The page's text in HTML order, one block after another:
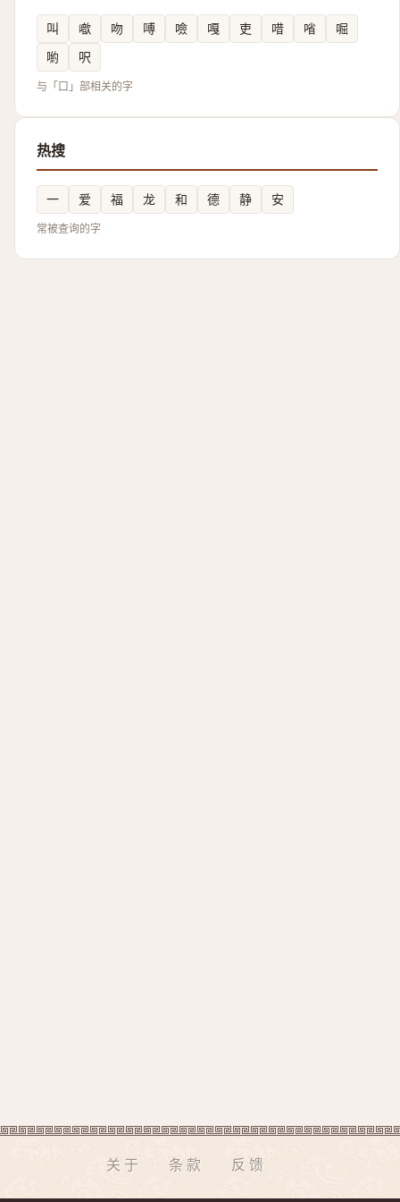
叫 噷 吻 㗘 噞 嘎 吏 唶 㗂
啒
喲
呎
与「口」部相关的字
热搜
一 爱 福 龙 和 德 静 安
常被查询的字
关于 条款 反馈